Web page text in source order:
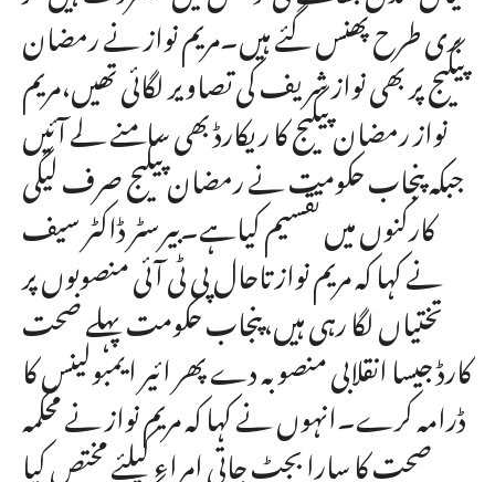
بری طرح پھنس گئے ہیں۔مریم نواز نے رمضان
پیکیج پر بھی نواز شریف کی تصاویر لگائی تھیں،مریم
نواز رمضان پیکیج کا ریکارڈ بھی سامنے لے آئیں
جبکہ پنجاب حکومت نے رمضان پیکیج صرف لیگی
کارکنوں میں تقسیم کیاہے۔بیرسٹر ڈاکٹر سیف
نے کہا کہ مریم نواز تاحال پی ٹی آئی منصوبوں پر
تختیاں لگا رہی ہیں،پنجاب حکومت پہلے صحت
کارڈ جیسا انقلابی منصوبہ دے پھر ائیر ایمبولینس کا
ڈرامہ کرے۔انہوں نے کہا کہ مریم نواز نے محکمہ
صحت کا سارا بجٹ جاتی امراء کیلئے مختص کیا